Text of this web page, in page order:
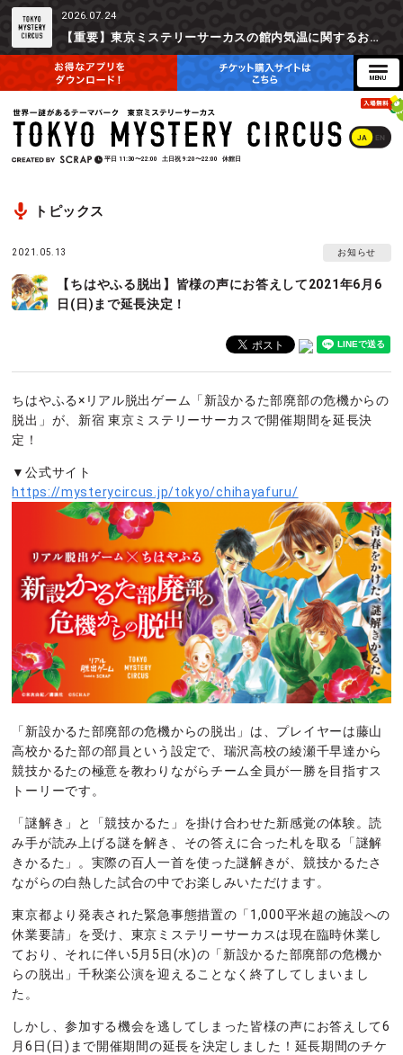
2026.07.24
【重要】東京ミステリーサーカスの館内気温に関するお詫びとご参加辞退時の返金対応について
JA EN
平日 11:30〜22:00 土日祝 9:20〜22:00 休館日
トピックス
2021.05.13 お知らせ
【ちはやふる脱出】皆様の声にお答えして2021年6月6
日(日)まで延長決定！
ちはやふる×リアル脱出ゲーム「新設かるた部廃部の危機からの
脱出」が、新宿 東京ミステリーサーカスで開催期間を延長決
定！
▼公式サイト
https://mysterycircus.jp/tokyo/chihayafuru/
「新設かるた部廃部の危機からの脱出」は、プレイヤーは藤山
高校かるた部の部員という設定で、瑞沢高校の綾瀬千早達から
競技かるたの極意を教わりながらチーム全員が一勝を目指すス
トーリーです。
「謎解き」と「競技かるた」を掛け合わせた新感覚の体験。読
み手が読み上げる謎を解き、その答えに合った札を取る「謎解
きかるた」。実際の百人一首を使った謎解きが、競技かるたさ
ながらの白熱した試合の中でお楽しみいただけます。
東京都より発表された緊急事態措置の「1,000平米超の施設への
休業要請」を受け、東京ミステリーサーカスは現在臨時休業し
ており、それに伴い5月5日(水)の「新設かるた部廃部の危機か
らの脱出」千秋楽公演を迎えることなく終了してしまいまし
た。
しかし、参加する機会を逃してしまった皆様の声にお答えして6
月6日(日)まで開催期間の延長を決定しました！延長期間のチケ